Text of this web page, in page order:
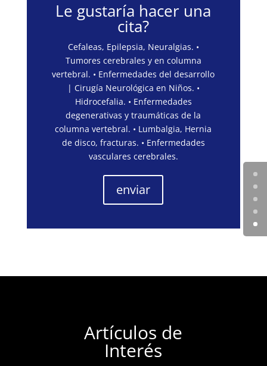
Le gustaría hacer una
cita?
Cefaleas, Epilepsia, Neuralgias. •
Tumores cerebrales y en columna
vertebral. • Enfermedades del desarrollo
| Cirugía Neurológica en Niños. •
Hidrocefalia. • Enfermedades
degenerativas y traumáticas de la
columna vertebral. • Lumbalgia, Hernia
de disco, fracturas. • Enfermedades
vasculares cerebrales.
enviar
Artículos de
Interés